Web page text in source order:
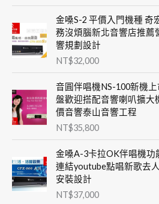
金嗓S-2 平價入門機種 奇
務沒煩腦新北音響店推薦
響規劃設計
NT$32,000
音圓伴唱機NS-100新機
盤歡迎搭配音響喇叭擴大
價音響泰山音響工程
NT$35,800
金嗓A-3卡拉OK伴唱機功
連結youtube點唱新歌去
安裝設計
NT$37,000